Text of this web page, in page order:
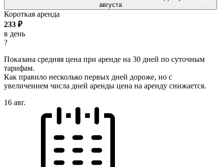
августа
Короткая аренда
233 ₽
в день
?
Показана средняя цена при аренде на 30 дней по суточным
тарифам.
Как правило несколько первых дней дороже, но с
увеличением числа дней аренды цена на аренду снижается.
16 авг.